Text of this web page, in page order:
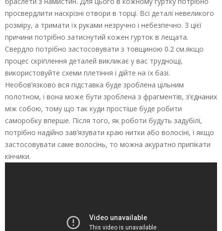
просвердлити наскрізні отвори в торці. Всі деталі невеликого
розміру, а тримати їх руками незручно і небезпечно. З цієї
причини потрібно затиснутий кожен гурток в лещата.
Свердло потрібно застосовувати з товщиною 0.2 см.якщо
процес скріплення деталей викликає у вас труднощі,
використовуйте схеми плетіння і дійте на їх базі.
Необов’язково вся підставка буде зроблена цільним
полотном, і вона може бути зроблена з фрагментів, з’єднаних
між собою, тому що так куди простіше буде робити
саморобку вперше. Після того, як роботи будуть задубілі,
потрібно надійно зав’язувати краю нитки або волосіні, і якщо
застосовувати саме волосінь, то можна акуратно припікати
кінчики.